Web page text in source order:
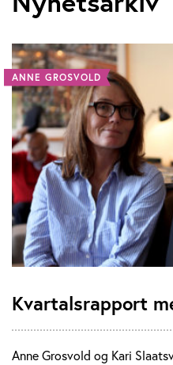
ANNE GROSVOLD
Kvartalsrapport
Anne Grosvold og Kari